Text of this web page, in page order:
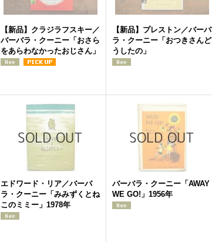
【新品】クラジラフスキー／
バーバラ・クーニー「おさら
をあらわなかったおじさん」
【新品】プレストン／バーバ
ラ・クーニー「おつきさんど
うしたの」
エドワード・リア／バーバ
ラ・クーニー「みみずくとね
このミミー」1978年
バーバラ・クーニー「AWAY
WE GO!」1956年